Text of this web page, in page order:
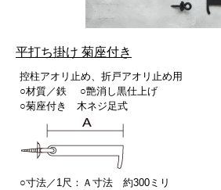
平打ち掛け 菊座付き
控柱アオリ止め、折戸アオリ止め用
○材質／鉄 ○艶消し黒仕上げ
○菊座付き 木ネジ足式
○寸法／1尺：Ａ寸法 約300ミリ